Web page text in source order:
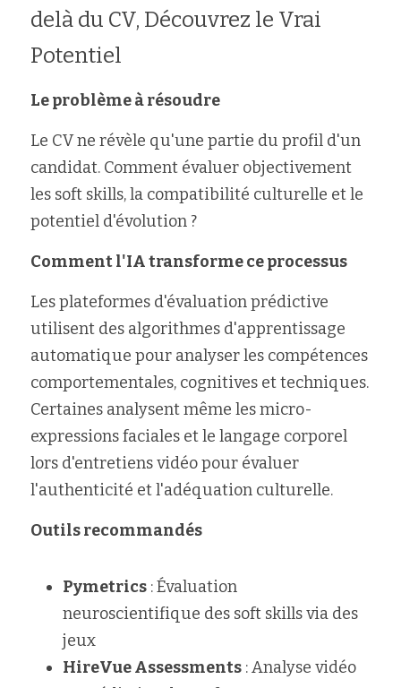
delà du CV, Découvrez le Vrai
Potentiel
Le problème à résoudre
Le CV ne révèle qu'une partie du profil d'un
candidat. Comment évaluer objectivement
les soft skills, la compatibilité culturelle et le
potentiel d'évolution ?
Comment l'IA transforme ce processus
Les plateformes d'évaluation prédictive
utilisent des algorithmes d'apprentissage
automatique pour analyser les compétences
comportementales, cognitives et techniques.
Certaines analysent même les micro-
expressions faciales et le langage corporel
lors d'entretiens vidéo pour évaluer
l'authenticité et l'adéquation culturelle.
Outils recommandés
Pymetrics : Évaluation
neuroscientifique des soft skills via des
jeux
HireVue Assessments : Analyse vidéo